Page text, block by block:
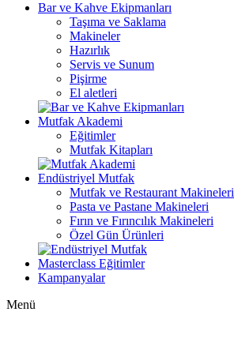
Bar ve Kahve Ekipmanları
Taşıma ve Saklama
Makineler
Hazırlık
Servis ve Sunum
Pişirme
El aletleri
Mutfak Akademi
Eğitimler
Mutfak Kitapları
Endüstriyel Mutfak
Mutfak ve Restaurant Makineleri
Pasta ve Pastane Makineleri
Fırın ve Fırıncılık Makineleri
Özel Gün Ürünleri
Masterclass Eğitimler
Kampanyalar
Menü